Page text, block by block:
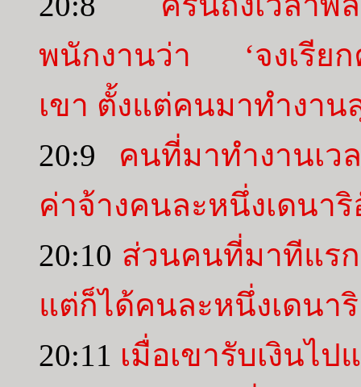
พนักงานว่า ‘จงเรียก
เขา ตั้งแต่คนมาทำงา
20:9 คนที่มาทำงานเ
ค่าจ้างคนละหนึ่งเดนา
20:10 ส่วนคนที่มาทีแร
แต่ก็ได้คนละหนึ่งเดนา
20:11 เมื่อเขารับเงินไ